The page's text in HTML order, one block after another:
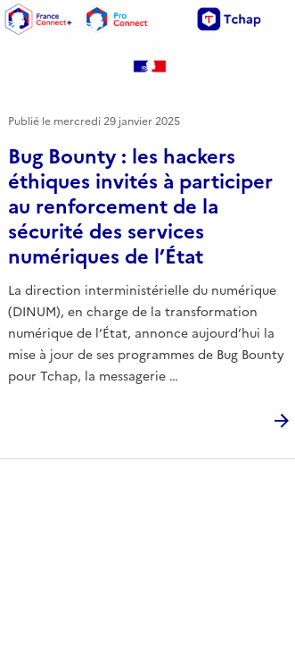
Bug Bounty : les hackers
éthiques invités à participer
au renforcement de la
sécurité des services
numériques de l’État
La direction interministérielle du numérique
(DINUM), en charge de la transformation
numérique de l’État, annonce aujourd’hui la
mise à jour de ses programmes de Bug Bounty
pour Tchap, la messagerie …
Publié le mercredi 29 janvier 2025